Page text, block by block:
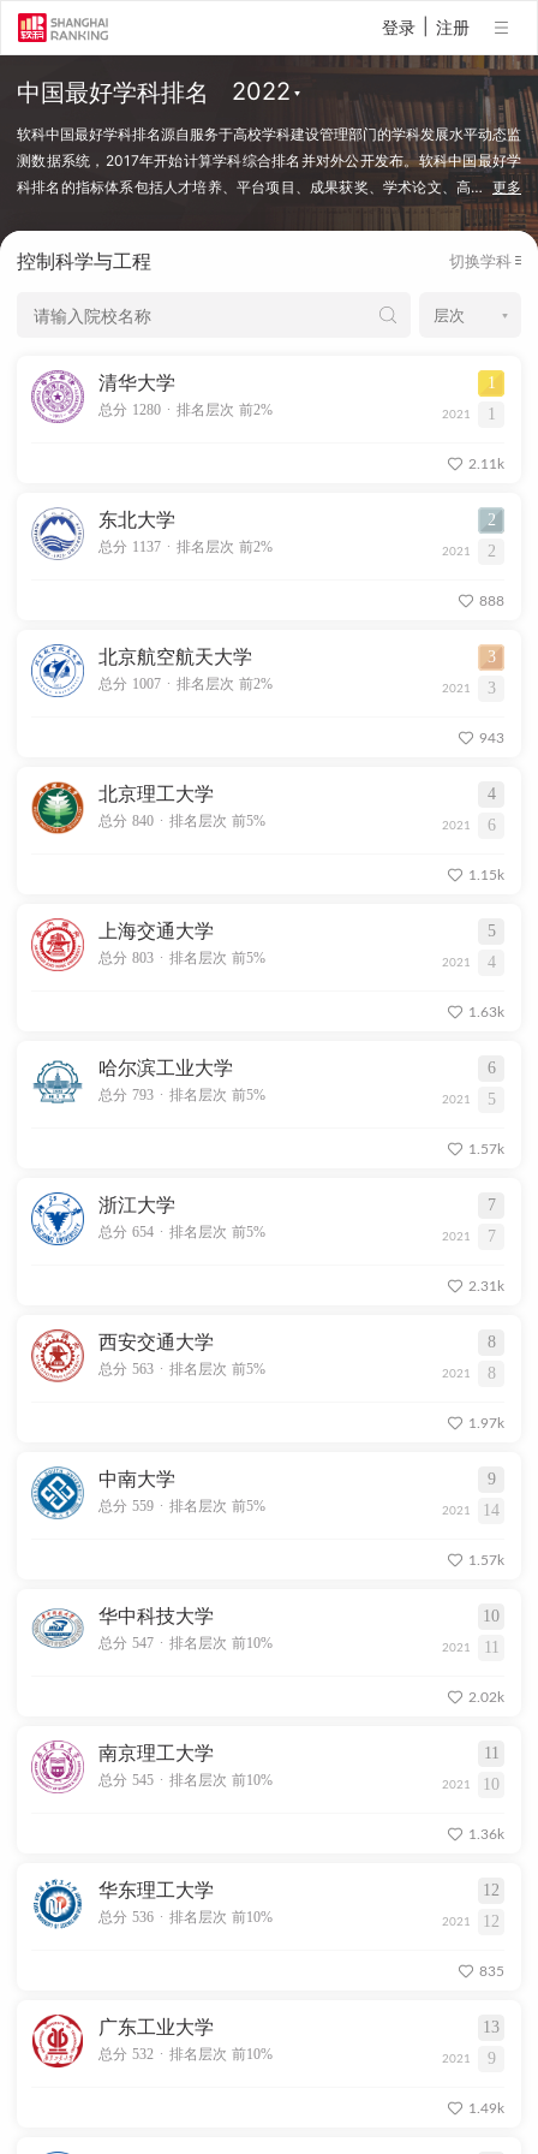
登录 注册
中国最好学科排名
…更多
软科中国最好学科排名源自服务于高校学科建设管理部门的学科发展水平动态监
测数据系统，2017年开始计算学科综合排名并对外公开发布。软科中国最好学
科排名的指标体系包括人才培养、平台项目、成果获奖、学术论文、高
端人才等指标类别，使用百余项学科建设管理中密切关注的指标变量，强调通过
好学科排名采用的学科口径是国务院学位委员会、教育部颁布的《研究生教育学
对象是在该学科设有研究生学位授权点的所有高校，发布的是在该学科排名前
业学位类别，涉及超过500所高校的上万个学科点（查看排名方法）。
控制科学与工程 切换学科
清华大学 1
总分 1280 . 排名层次 前2% 2021 1
2.11k
东北大学 2
总分 1137 . 排名层次 前2% 2021 2
888
北京航空航天大学 3
总分 1007 . 排名层次 前2% 2021 3
943
北京理工大学 4
总分 840 . 排名层次 前5% 2021 6
1.15k
上海交通大学 5
总分 803 . 排名层次 前5% 2021 4
1.63k
哈尔滨工业大学 6
总分 793 . 排名层次 前5% 2021 5
1.57k
浙江大学 7
总分 654 . 排名层次 前5% 2021 7
2.31k
西安交通大学 8
总分 563 . 排名层次 前5% 2021 8
1.97k
中南大学 9
总分 559 . 排名层次 前5% 2021 14
1.57k
华中科技大学 10
总分 547 . 排名层次 前10% 2021 11
2.02k
南京理工大学 11
总分 545 . 排名层次 前10% 2021 10
1.36k
华东理工大学 12
总分 536 . 排名层次 前10% 2021 12
835
广东工业大学 13
总分 532 . 排名层次 前10% 2021 9
1.49k